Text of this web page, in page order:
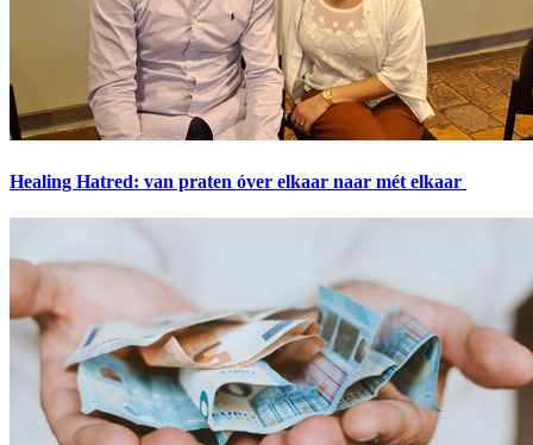
Healing Hatred: van praten óver elkaar naar mét elkaar